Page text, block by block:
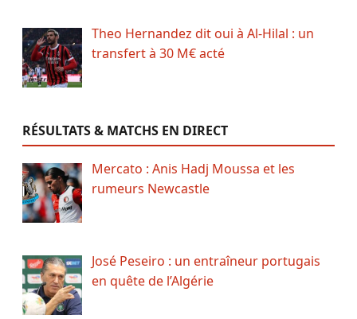
Theo Hernandez dit oui à Al-Hilal : un
transfert à 30 M€ acté
RÉSULTATS & MATCHS EN DIRECT
Mercato : Anis Hadj Moussa et les
rumeurs Newcastle
José Peseiro : un entraîneur portugais
en quête de l’Algérie